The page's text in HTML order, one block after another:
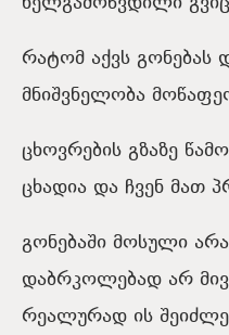
რატომ აქვს გონებას
მნიშვნელობა
ცხოვრების გზაზე
ცხადია და ჩვენ მათ
გონებაში მოსული
დაბრკოლებად არ
რეალურად ის